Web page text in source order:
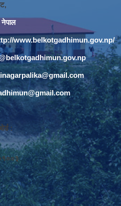
नेपाल
www.belkotgadhimun.gov.np/
: